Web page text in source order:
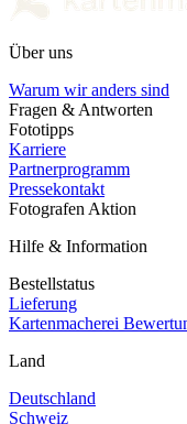
Über uns
Warum wir anders sind
Fragen & Antworten
Fototipps
Karriere
Partnerprogramm
Pressekontakt
Fotografen Aktion
Hilfe & Information
Bestellstatus
Lieferung
Kartenmacherei
Land
Deutschland
Schweiz